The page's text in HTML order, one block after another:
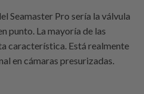
Seamaster Pro sería la válvula
punto. La mayoría de las
característica. Está realmente
en cámaras presurizadas.